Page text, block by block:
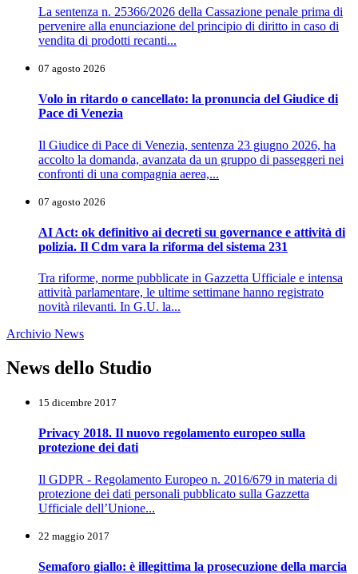
La sentenza n. 25366/2026 della Cassazione penale prima di
pervenire alla enunciazione del principio di diritto in caso di
vendita di prodotti recanti...
07 agosto 2026
Volo in ritardo o cancellato: la pronuncia del Giudice di
Pace di Venezia
Il Giudice di Pace di Venezia, sentenza 23 giugno 2026, ha
accolto la domanda, avanzata da un gruppo di passeggeri nei
confronti di una compagnia aerea,...
07 agosto 2026
AI Act: ok definitivo ai decreti su governance e attività di
polizia. Il Cdm vara la riforma del sistema 231
Tra riforme, norme pubblicate in Gazzetta Ufficiale e intensa
attività parlamentare, le ultime settimane hanno registrato
novità rilevanti. In G.U. la...
Archivio News
News dello Studio
15 dicembre 2017
Privacy 2018. Il nuovo regolamento europeo sulla
protezione dei dati
Il GDPR - Regolamento Europeo n. 2016/679 in materia di
protezione dei dati personali pubblicato sulla Gazzetta
Ufficiale dell’Unione...
22 maggio 2017
Semaforo giallo: è illegittima la prosecuzione della marcia